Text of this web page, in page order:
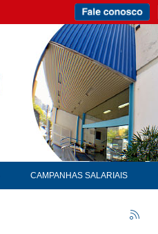
CAMPANHAS SALARIAIS